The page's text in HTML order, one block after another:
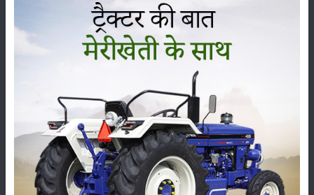
कीटनाशक पशुपालन
कृषि यंत्र समाचार